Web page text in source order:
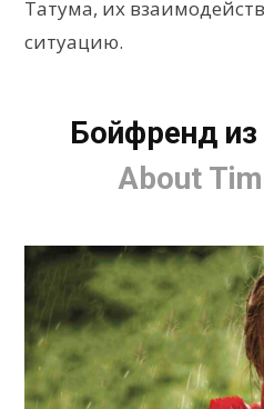
Татума, их
ситуацию.
Бойфренд
About